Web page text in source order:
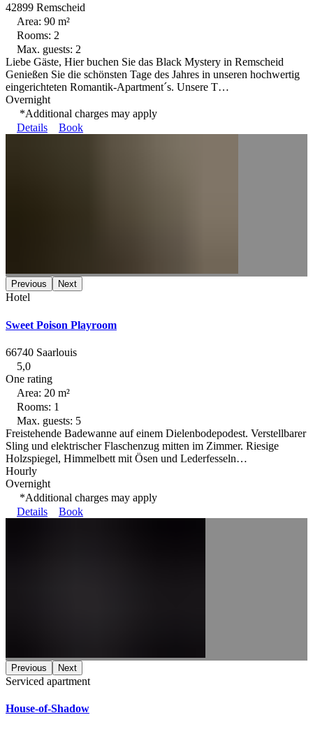
42899 Remscheid
Area: 90 m²
Rooms: 2
Max. guests: 2
Liebe Gäste, Hier buchen Sie das Black Mystery in Remscheid
Genießen Sie die schönsten Tage des Jahres in unseren hochwertig
eingerichteten Romantik-Apartment´s. Unsere T…
Overnight
*Additional charges may apply
Details
Book
Previous Next
Hotel
Sweet Poison Playroom
66740 Saarlouis
5,0
One rating
Area: 20 m²
Rooms: 1
Max. guests: 5
Freistehende Badewanne auf einem Dielenbodepodest. Verstellbarer
Sling und elektrischer Flaschenzug mitten im Zimmer. Riesige
Holzspiegel, Himmelbett mit Ösen und Lederfesseln…
Hourly
Overnight
*Additional charges may apply
Details
Book
Previous Next
Serviced apartment
House-of-Shadow